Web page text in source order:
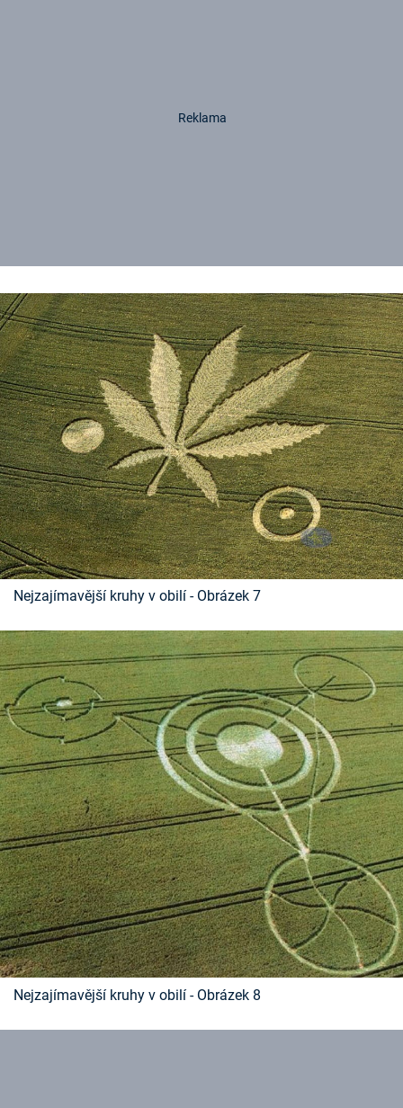
Nejzajímavější kruhy v obilí - Obrázek 7
Nejzajímavější kruhy v obilí - Obrázek 8